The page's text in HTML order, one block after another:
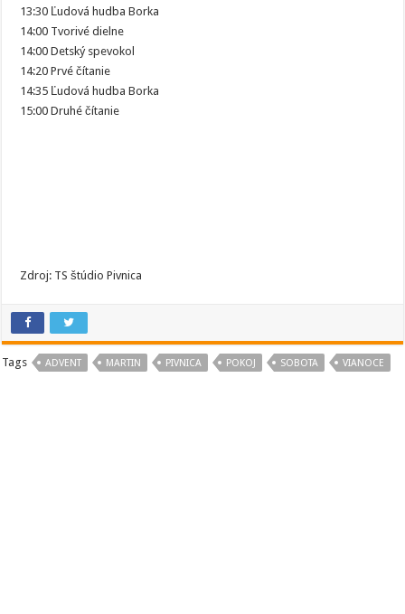
13:30 Ľudová hudba Borka
14:00 Tvorivé dielne
14:00 Detský spevokol
14:20 Prvé čítanie
14:35 Ľudová hudba Borka
15:00 Druhé čítanie
Zdroj: TS štúdio Pivnica
Tags ADVENT MARTIN PIVNICA POKOJ SOBOTA VIANOCE